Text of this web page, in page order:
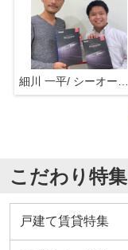
こだわり特集
戸建て賃貸特集